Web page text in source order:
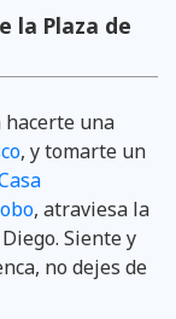
la Plaza de
hacerte una
, y tomarte un
, atraviesa la
Siente y
no dejes de